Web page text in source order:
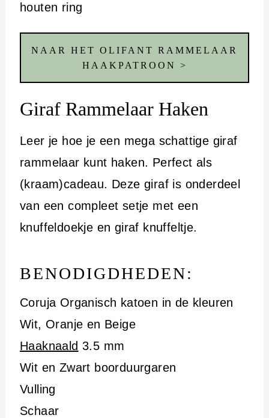
houten ring
NAAR HET OLIFANT RAMMELAAR
HAAKPATROON >
Giraf Rammelaar Haken
Leer je hoe je een mega schattige giraf
rammelaar kunt haken. Perfect als
(kraam)cadeau. Deze giraf is onderdeel
van een compleet setje met een
knuffeldoekje en giraf knuffeltje.
BENODIGDHEDEN:
Coruja Organisch katoen in de kleuren
Wit, Oranje en Beige
Haaknaald 3.5 mm
Wit en Zwart boorduurgaren
Vulling
Schaar